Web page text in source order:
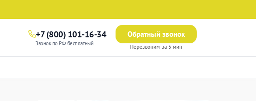
+7 (800) 101-16-34
Звонок по РФ бесплатный
Обратный звонок
Перезвоним за 5 мин